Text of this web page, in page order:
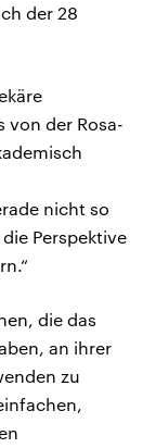
der 28
von der Rosa-
nicht so
Perspektive
die das
an ihrer
zu